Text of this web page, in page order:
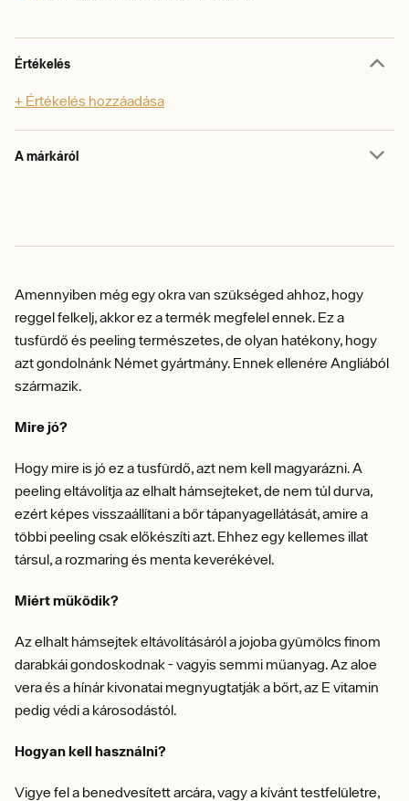
Értékelés
+ Értékelés hozzáadása
A márkáról
Amennyiben még egy okra van szükséged ahhoz, hogy
reggel felkelj, akkor ez a termék megfelel ennek. Ez a
tusfürdő és peeling természetes, de olyan hatékony, hogy
azt gondolnánk Német gyártmány. Ennek ellenére Angliából
származik.
Mire jó?
Hogy mire is jó ez a tusfürdő, azt nem kell magyarázni. A
peeling eltávolítja az elhalt hámsejteket, de nem túl durva,
ezért képes visszaállítani a bőr tápanyagellátását, amire a
többi peeling csak előkészíti azt. Ehhez egy kellemes illat
társul, a rozmaring és menta keverékével.
Miért működik?
Az elhalt hámsejtek eltávolításáról a jojoba gyümölcs finom
darabkái gondoskodnak - vagyis semmi műanyag. Az aloe
vera és a hínár kivonatai megnyugtatják a bőrt, az E vitamin
pedig védi a károsodástól.
Hogyan kell használni?
Vigye fel a benedvesített arcára, vagy a kívánt testfelületre,